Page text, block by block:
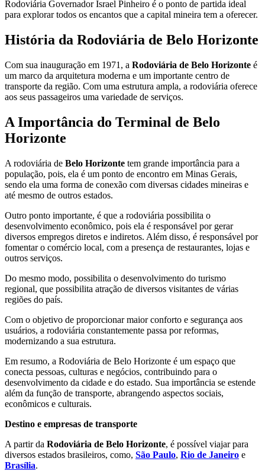
Rodoviária Governador Israel Pinheiro é o ponto de partida ideal
para explorar todos os encantos que a capital mineira tem a oferecer.
História da Rodoviária de Belo Horizonte
Com sua inauguração em 1971, a Rodoviária de Belo Horizonte é
um marco da arquitetura moderna e um importante centro de
transporte da região. Com uma estrutura ampla, a rodoviária oferece
aos seus passageiros uma variedade de serviços.
A Importância do Terminal de Belo
Horizonte
A rodoviária de Belo Horizonte tem grande importância para a
população, pois, ela é um ponto de encontro em Minas Gerais,
sendo ela uma forma de conexão com diversas cidades mineiras e
até mesmo de outros estados.
Outro ponto importante, é que a rodoviária possibilita o
desenvolvimento econômico, pois ela é responsável por gerar
diversos empregos diretos e indiretos. Além disso, é responsável por
fomentar o comércio local, com a presença de restaurantes, lojas e
outros serviços.
Do mesmo modo, possibilita o desenvolvimento do turismo
regional, que possibilita atração de diversos visitantes de várias
regiões do país.
Com o objetivo de proporcionar maior conforto e segurança aos
usuários, a rodoviária constantemente passa por reformas,
modernizando a sua estrutura.
Em resumo, a Rodoviária de Belo Horizonte é um espaço que
conecta pessoas, culturas e negócios, contribuindo para o
desenvolvimento da cidade e do estado. Sua importância se estende
além da função de transporte, abrangendo aspectos sociais,
econômicos e culturais.
Destino e empresas de transporte
A partir da Rodoviária de Belo Horizonte, é possível viajar para
diversos estados brasileiros, como, São Paulo, Rio de Janeiro e
Brasília.